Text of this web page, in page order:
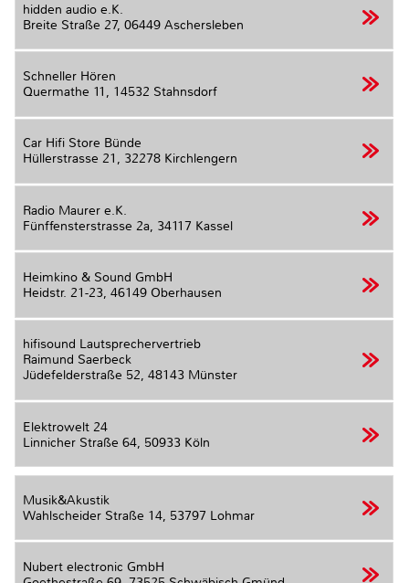
hidden audio e.K.
Breite Straße 27, 06449 Aschersleben
Schneller Hören
Quermathe 11, 14532 Stahnsdorf
Car Hifi Store Bünde
Hüllerstrasse 21, 32278 Kirchlengern
Radio Maurer e.K.
Fünffensterstrasse 2a, 34117 Kassel
Heimkino & Sound GmbH
Heidstr. 21-23, 46149 Oberhausen
hifisound Lautsprechervertrieb
Raimund Saerbeck
Jüdefelderstraße 52, 48143 Münster
Elektrowelt 24
Linnicher Straße 64, 50933 Köln
Musik&Akustik
Wahlscheider Straße 14, 53797 Lohmar
Nubert electronic GmbH